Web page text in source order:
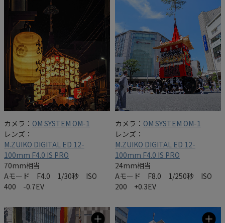
カメラ： OM SYSTEM OM-1
レンズ：
M.ZUIKO DIGITAL ED 12-
100mm F4.0 IS PRO
70mm相当
Aモード F4.0 1/30秒 ISO
400 -0.7EV
カメラ： OM SYSTEM OM-1
レンズ：
M.ZUIKO DIGITAL ED 12-
100mm F4.0 IS PRO
24mm相当
Aモード F8.0 1/250秒 ISO
200 +0.3EV